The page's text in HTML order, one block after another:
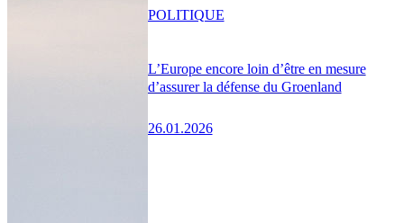
L’Europe encore loin d’être en mesure
d’assurer la défense du Groenland
26.01.2026
POLITIQUE